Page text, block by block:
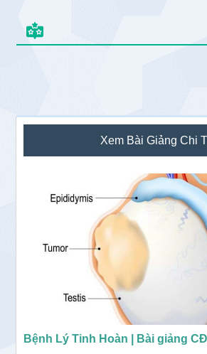
Sidebar
chính
Xem Bài Giảng Chi
Bệnh Lý Tinh Hoàn | Bài giảng